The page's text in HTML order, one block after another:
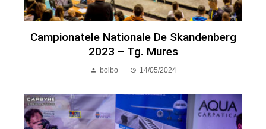
Campionatele Nationale De Skandenberg
2023 – Tg. Mures
bolbo 14/05/2024